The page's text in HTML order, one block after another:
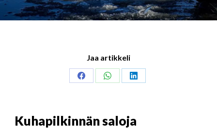
Jaa artikkeli
Share
Share
Share
Kuhapilkinnän saloja